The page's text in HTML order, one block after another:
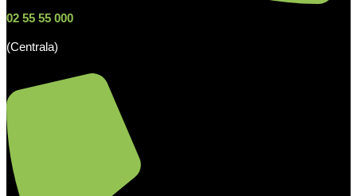
02 55 55 000
(Centrala)